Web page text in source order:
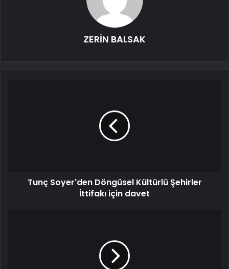
ZERİN BALSAK
Tunç Soyer'den Döngüsel Kültürlü Şehirler
İttifakı için davet